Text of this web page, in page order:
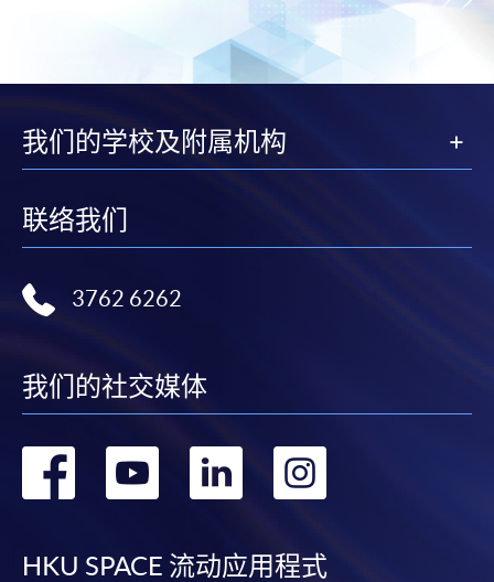
我们的学校及附属机构
联络我们
3762 6262
我们的社交媒体
转 转 转 转
HKU SPACE 流动应用程式